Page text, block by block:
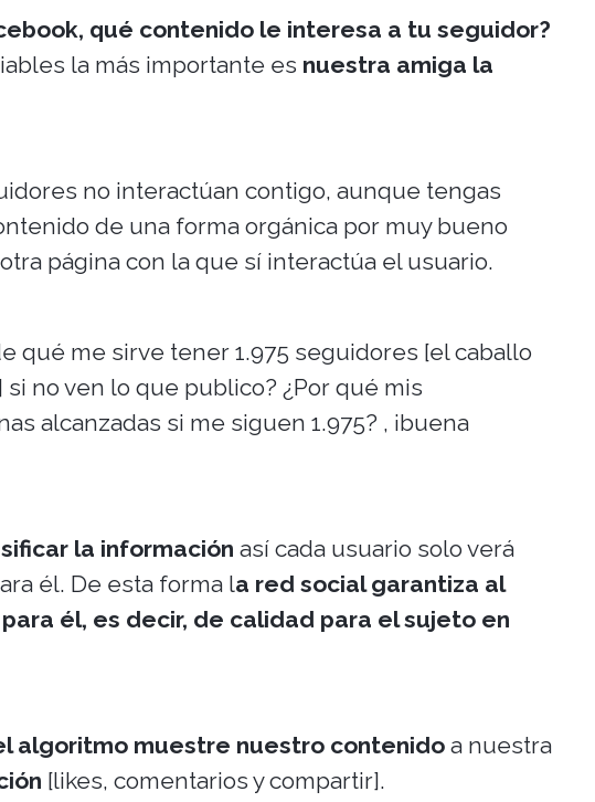
qué contenido le interesa a tu seguidor?
la más importante es nuestra amiga la
no interactúan contigo, aunque tengas
de una forma orgánica por muy bueno
página con la que sí interactúa el usuario.
qué me sirve tener 1.975 seguidores [el caballo
no ven lo que publico? ¿Por qué mis
alcanzadas si me siguen 1.975? , ¡buena
la información así cada usuario solo verá
él. De esta forma la red social garantiza al
él, es decir, de calidad para el sujeto en
algoritmo muestre nuestro contenido a nuestra
[likes, comentarios y compartir].